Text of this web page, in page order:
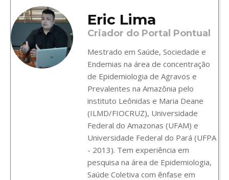
Eric Lima
Criador do Portal Pontual
Mestrado em Saúde, Sociedade e
Endemias na área de concentração
de Epidemiologia de Agravos e
Prevalentes na Amazônia pelo
instituto Leônidas e Maria Deane
(ILMD/FIOCRUZ), Universidade
Federal do Amazonas (UFAM) e
Universidade Federal do Pará (UFPA
- 2013). Tem experiência em
pesquisa na área de Epidemiologia,
Saúde Coletiva com ênfase em